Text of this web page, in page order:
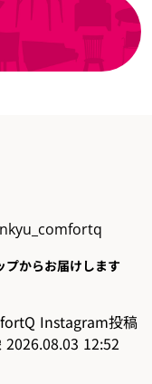
プからお届けします